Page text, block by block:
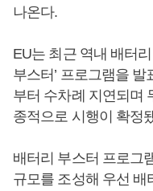
나온다.
EU는 최근 역내 배터
부스터’ 프로그램을
부터 수차례 지연되며
종적으로 시행이 확정
배터리 부스터 프로그
규모를 조성해 우선 배